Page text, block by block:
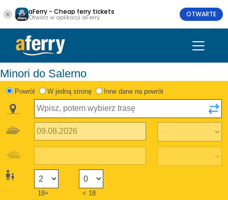
aFerry - Cheap ferry tickets
Otwórz w aplikacji aFerry OTWARTE
Minori do Salerno
Powrót W jedną stronę Inne dane na powrót
18+ < 18